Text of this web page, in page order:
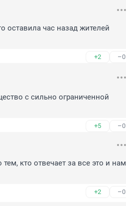
оставила час назад жителей
+2 –0
с сильно ограниченной
+5 –0
кто отвечает за все это и нам
+2 –0